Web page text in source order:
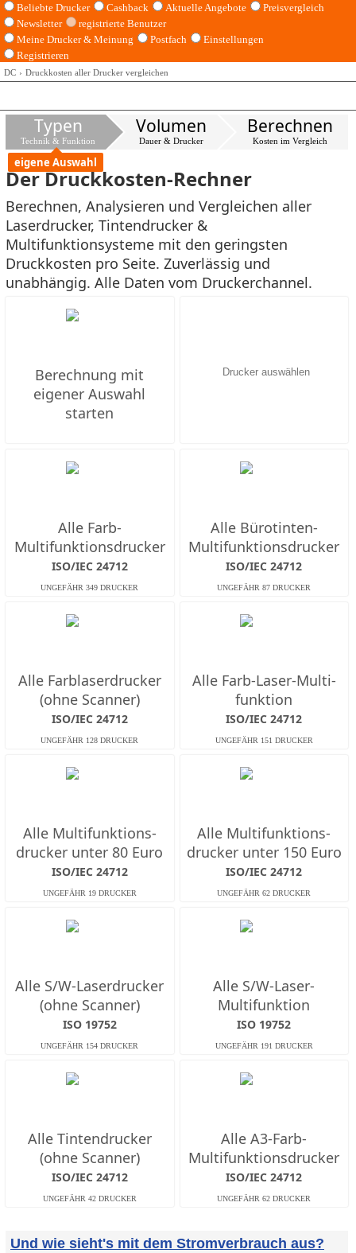
Beliebte Drucker
Cashback Aktuelle Angebote
Preisvergleich
Newsletter
registrierte Benutzer
Meine Drucker & Meinung
Postfach
Einstellungen
Registrieren
DC Druckkosten aller Drucker vergleichen
Typen
Technik & Funktion
eigene Auswahl
Volumen
Dauer & Drucker
Berechnen
Kosten im Vergleich
Der Druckkosten-Rechner
Berechnen, Analysieren und Vergleichen aller
Laserdrucker, Tintendrucker &
Multifunktionsysteme mit den geringsten
Druckkosten pro Seite. Zuverlässig und
unabhängig. Alle Daten vom Druckerchannel.
Berechnung mit
eigener Auswahl
starten
Alle Farb-
Multifunktions­drucker
ISO/IEC 24712
Alle Bürotinten-
Multifunktions­drucker
ISO/IEC 24712
Alle Farb­laserdrucker
(ohne Scanner)
ISO/IEC 24712
Alle Farb-Laser-Multi­
funktion
ISO/IEC 24712
Alle Multifunktions­
drucker unter 80 Euro
ISO/IEC 24712
Alle Multifunktions­
drucker unter 150 Euro
ISO/IEC 24712
Alle S/W-Laserdrucker
(ohne Scanner)
ISO 19752
Alle S/W-Laser-
Multifunktion
ISO 19752
Alle Tintendrucker
(ohne Scanner)
ISO/IEC 24712
Alle A3-Farb-
Multifunktionsdrucker
ISO/IEC 24712
Und wie sieht's mit dem Stromverbrauch aus?